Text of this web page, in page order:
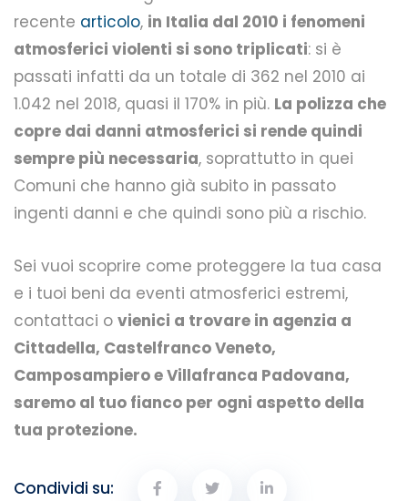
recente articolo, in Italia dal 2010 i fenomeni
atmosferici violenti si sono triplicati: si è
passati infatti da un totale di 362 nel 2010 ai
1.042 nel 2018, quasi il 170% in più. La polizza che
copre dai danni atmosferici si rende quindi
sempre più necessaria, soprattutto in quei
Comuni che hanno già subito in passato
ingenti danni e che quindi sono più a rischio.
Sei vuoi scoprire come proteggere la tua casa
e i tuoi beni da eventi atmosferici estremi,
contattaci o vienici a trovare in agenzia a
Cittadella, Castelfranco Veneto,
Camposampiero e Villafranca Padovana,
saremo al tuo fianco per ogni aspetto della
tua protezione.
Condividi su: